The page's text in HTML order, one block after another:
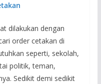
dilakukan dengan
order cetakan di
seperti, sekolah,
politik, teman,
Sedikit demi sedikit